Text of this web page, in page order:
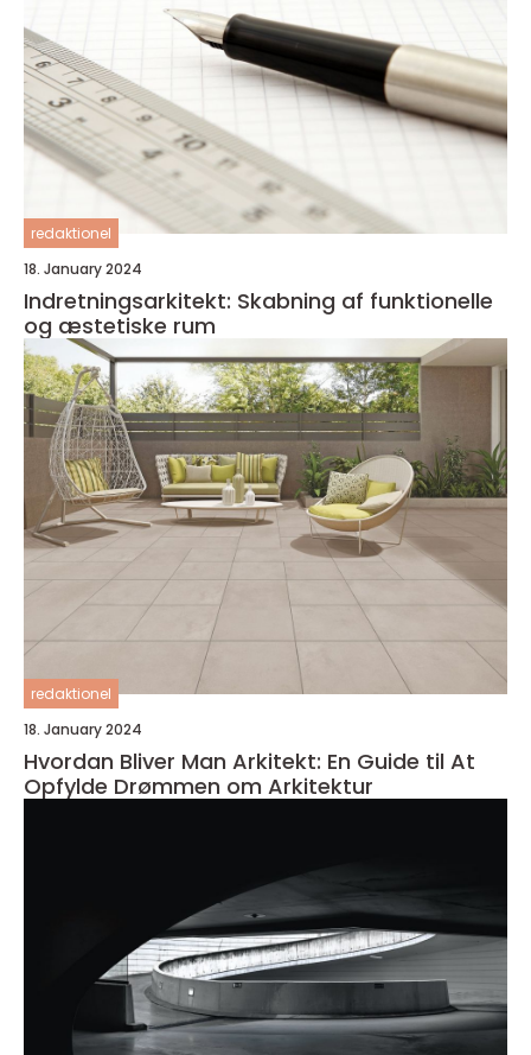
redaktionel
18. January 2024
Indretningsarkitekt: Skabning af funktionelle
og æstetiske rum
redaktionel
18. January 2024
Hvordan Bliver Man Arkitekt: En Guide til At
Opfylde Drømmen om Arkitektur